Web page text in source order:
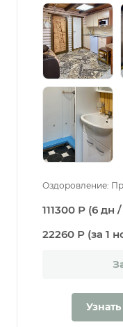
Оздоровление:
111300 Р (6 дн
22260 Р (за 1